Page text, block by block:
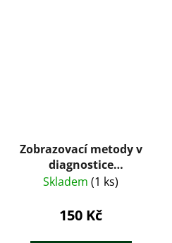
Zobrazovací metody v
diagnostice
nádorových procesů
Skladem (1 ks)
150 Kč